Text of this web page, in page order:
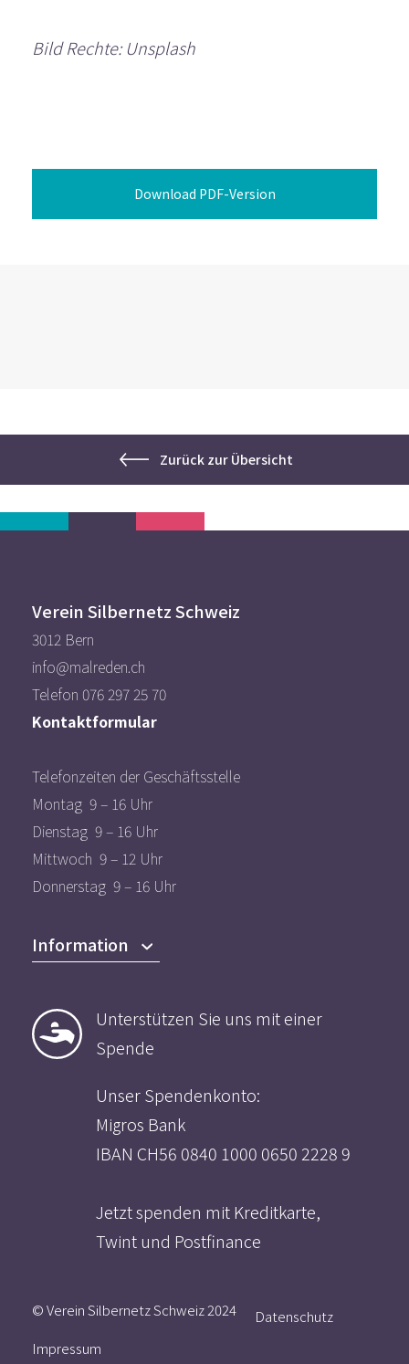
Bild Rechte: Unsplash
Download PDF-Version
Zurück zur Übersicht
Verein Silbernetz Schweiz
3012 Bern
info@malreden.ch
Telefon 076 297 25 70
Kontaktformular
Telefonzeiten der Geschäftsstelle
Montag 9 – 16 Uhr
Dienstag 9 – 16 Uhr
Mittwoch 9 – 12 Uhr
Donnerstag 9 – 16 Uhr
Information
Der Verein
Mitmachen
Aktuelles
Unterstützen Sie uns mit einer
Spende
Unser Spendenkonto:
Migros Bank
IBAN CH56 0840 1000 0650 2228 9
Jetzt spenden mit Kreditkarte,
Twint und Postfinance
© Verein Silbernetz Schweiz 2024
Datenschutz
Impressum